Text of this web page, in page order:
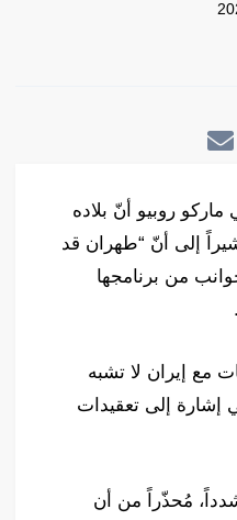
ماركو روبيو أنّ بلاده
إلى أنّ “طهران قد
من برنامجها
مع إيران لا تشبه
إشارة إلى تعقيدات
مُحذّراً من أن